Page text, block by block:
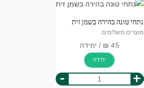
נתחי טונה בהירה בשמן זית
מוצרים משלימים
יחידה
+
-